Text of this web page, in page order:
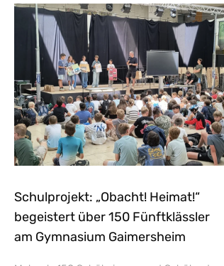
Schulprojekt: „Obacht! Heimat!“
begeistert über 150 Fünftklässler
am Gymnasium Gaimersheim